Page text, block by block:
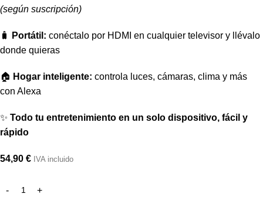
(según suscripción)
🧳 Portátil: conéctalo por HDMI en cualquier televisor y llévalo
donde quieras
🏠 Hogar inteligente: controla luces, cámaras, clima y más
con Alexa
✨ Todo tu entretenimiento en un solo dispositivo, fácil y
rápido
54,90 € IVA incluido